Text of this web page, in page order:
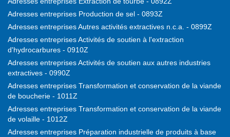
Adresses entreprises Production de sel - 0893Z
Adresses entreprises Autres activités extractives n.c.a. - 0899Z
Adresses entreprises Activités de soutien à l'extraction
d'hydrocarbures - 0910Z
Adresses entreprises Activités de soutien aux autres industries
extractives - 0990Z
Adresses entreprises Transformation et conservation de la viande
de boucherie - 1011Z
Adresses entreprises Transformation et conservation de la viande
de volaille - 1012Z
Adresses entreprises Préparation industrielle de produits à base